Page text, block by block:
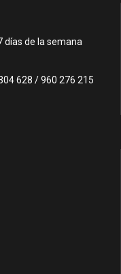
días de la semana
628 / 960 276 215